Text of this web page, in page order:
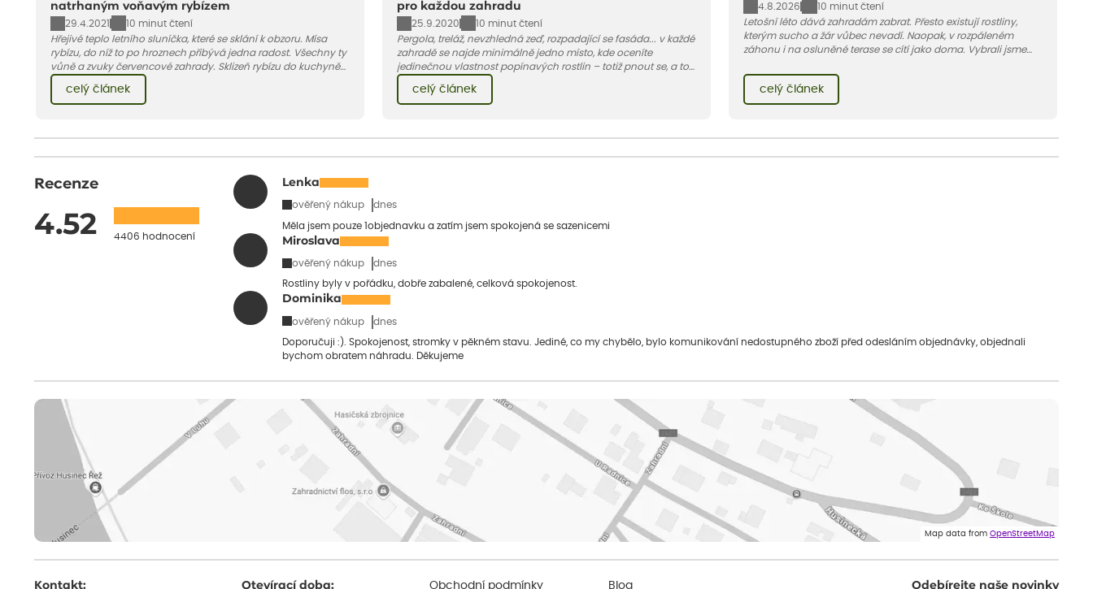
natrhaným voňavým rybízem
29.4.2021
10 minut čtení
Hřejivé teplo letního sluníčka, které se sklání k obzoru. Mísa
rybízu, do níž to po hroznech přibývá jedna radost. Všechny ty
vůně a zvuky červencové zahrady. Sklizeň rybízu do kuchyně
dětství při mlsání babiččina drobenkového koláče s rybízem.
celý článek
pro každou zahradu
25.9.2020
10 minut čtení
Pergola, treláž, nevzhledná zeď, rozpadající se fasáda... v každé
zahradě se najde minimálně jedno místo, kde oceníte
jedinečnou vlastnost popínavých rostlin – totiž pnout se, a to
zahradě víc, máme pro vás tipy na tři popínavky, které vám
celý článek
4.8.2026
10 minut čtení
Letošní léto dává zahradám zabrat. Přesto existují rostliny,
kterým sucho a žár vůbec nevadí. Naopak, v rozpáleném
záhonu i na osluněné terase se cítí jako doma. Vybrali jsme
léto bez pravidelné zálivky. Pojďme se podívat, které to jsou.
celý článek
Recenze
4.52 4406 hodnocení
Lenka
ověřený nákup dnes
Měla jsem pouze 1objednavku a zatím jsem spokojená se sazenicemi
Miroslava
ověřený nákup dnes
Rostliny byly v pořádku, dobře zabalené, celková spokojenost.
Dominika
ověřený nákup dnes
Doporučuji :). Spokojenost, stromky v pěkném stavu. Jediné, co my chybělo, bylo komunikování nedostupného zboží před odesláním objednávky, objednali
bychom obratem náhradu. Děkujeme
Map data from OpenStreetMap
Kontakt: Otevírací doba: Obchodní podmínky Blog Odebírejte naše novinky